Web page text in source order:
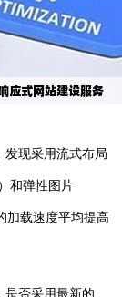
发现采用流式布局
和弹性图片
加载速度平均提高
是否采用最新的